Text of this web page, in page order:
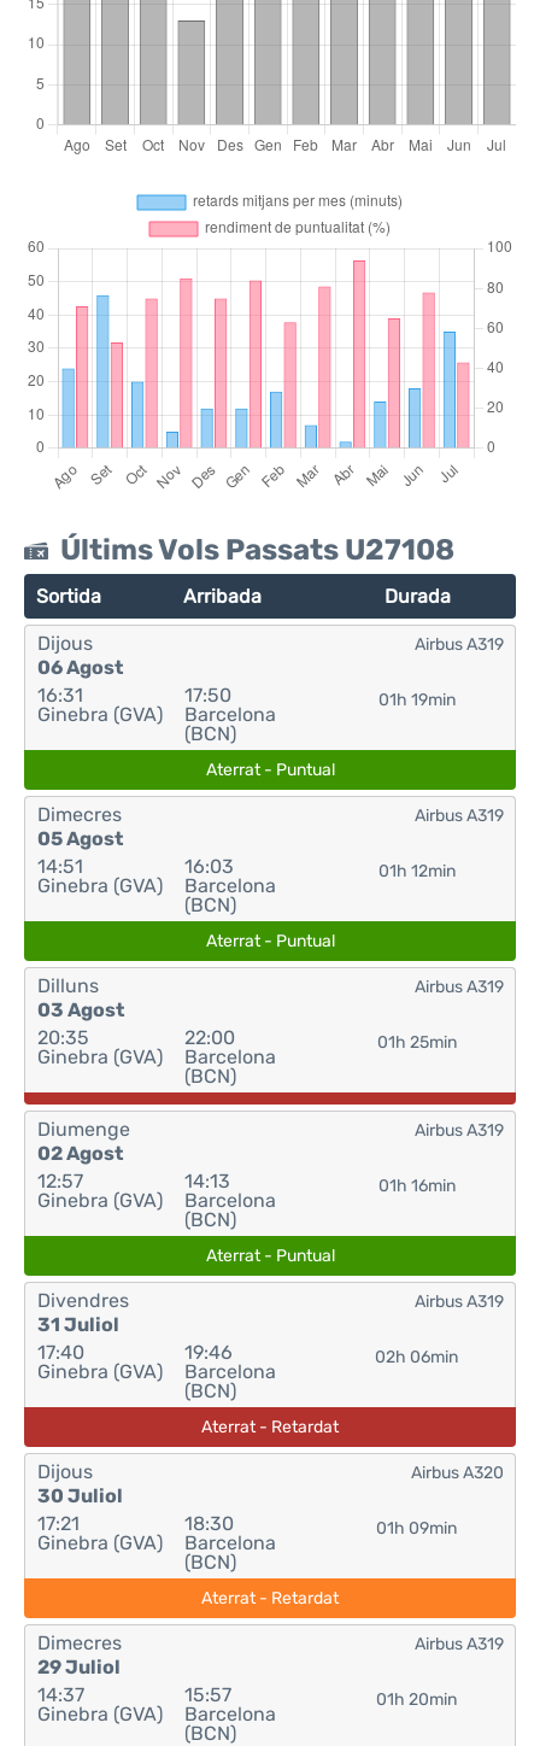
Últims Vols Passats U27108
Sortida Arribada Durada
Dijous
06 Agost
16:31
Ginebra (GVA)
17:50
Barcelona
(BCN)
01h 19min
Airbus A319
Aterrat - Puntual
Dimecres
05 Agost
14:51
Ginebra (GVA)
16:03
Barcelona
(BCN)
01h 12min
Airbus A319
Aterrat - Puntual
Dilluns
03 Agost
20:35
Ginebra (GVA)
22:00
Barcelona
(BCN)
01h 25min
Airbus A319
Diumenge
02 Agost
12:57
Ginebra (GVA)
14:13
Barcelona
(BCN)
01h 16min
Airbus A319
Aterrat - Puntual
Divendres
31 Juliol
17:40
Ginebra (GVA)
19:46
Barcelona
(BCN)
02h 06min
Airbus A319
Aterrat - Retardat
Dijous
30 Juliol
17:21
Ginebra (GVA)
18:30
Barcelona
(BCN)
01h 09min
Airbus A320
Aterrat - Retardat
Dimecres
29 Juliol
14:37
Ginebra (GVA)
15:57
Barcelona
(BCN)
01h 20min
Airbus A319